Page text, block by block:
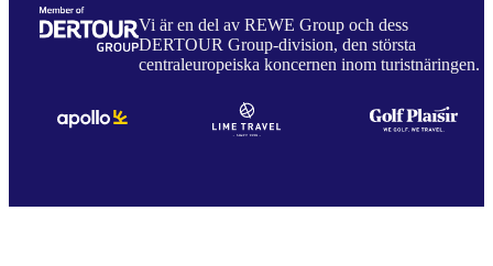
Vi är en del av REWE Group och dess
DERTOUR Group-division, den största
centraleuropeiska koncernen inom turistnäringen.